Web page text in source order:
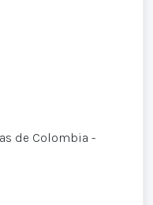
de Colombia -